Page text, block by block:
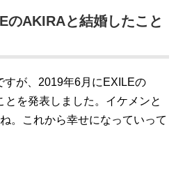
のAKIRAと結婚したこと
すが、2019年6月にEXILEの
を発表しました。イケメンと
。これから幸せになっていって